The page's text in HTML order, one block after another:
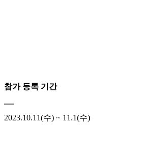
참가 등록 기간
2023.10.11(수) ~ 11.1(수)